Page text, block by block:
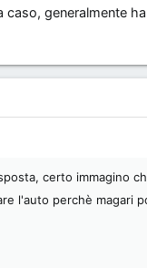
generalmente
certo immagino
l'auto perchè magari